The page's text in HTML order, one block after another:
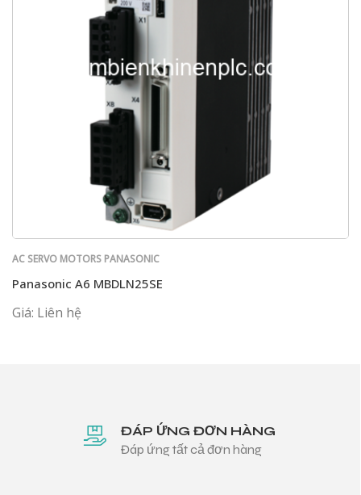
AC SERVO MOTORS PANASONIC
Panasonic A6 MBDLN25SE
Giá: Liên hệ
ĐÁP ỨNG ĐƠN HÀNG
Đáp ứng tất cả đơn hàng